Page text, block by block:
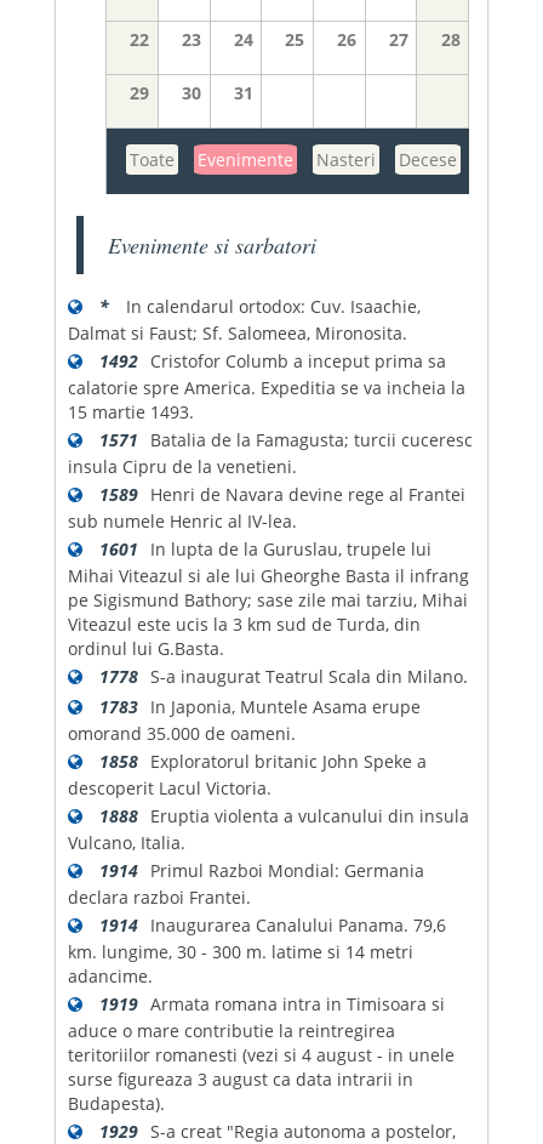
22 23 24 25 26 27 28
29 30 31
Toate Evenimente Nasteri Decese
Evenimente si sarbatori
*
In calendarul ortodox: Cuv. Isaachie,
Dalmat si Faust; Sf. Salomeea, Mironosita.
1492 Cristofor Columb a inceput prima sa
calatorie spre America. Expeditia se va incheia la
15 martie 1493.
1571
Batalia de la Famagusta; turcii cuceresc
insula Cipru de la venetieni.
1589 Henri de Navara devine rege al Frantei
sub numele Henric al IV-lea.
1601
In lupta de la Guruslau, trupele lui
Mihai Viteazul si ale lui Gheorghe Basta il infrang
pe Sigismund Bathory; sase zile mai tarziu, Mihai
Viteazul este ucis la 3 km sud de Turda, din
ordinul lui G.Basta.
1778 S-a inaugurat Teatrul Scala din Milano.
1783 In Japonia, Muntele Asama erupe
omorand 35.000 de oameni.
1858 Exploratorul britanic John Speke a
descoperit Lacul Victoria.
1888 Eruptia violenta a vulcanului din insula
Vulcano, Italia.
1914 Primul Razboi Mondial: Germania
declara razboi Frantei.
1914 Inaugurarea Canalului Panama. 79,6
km. lungime, 30 - 300 m. latime si 14 metri
adancime.
1919 Armata romana intra in Timisoara si
aduce o mare contributie la reintregirea
teritoriilor romanesti (vezi si 4 august - in unele
surse figureaza 3 august ca data intrarii in
Budapesta).
1929 S-a creat "Regia autonoma a postelor,